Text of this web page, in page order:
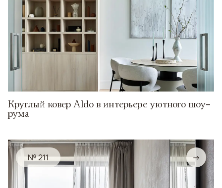
Круглый ковер Aldo в интерьере уютного шоу-
рума
№ 211 →